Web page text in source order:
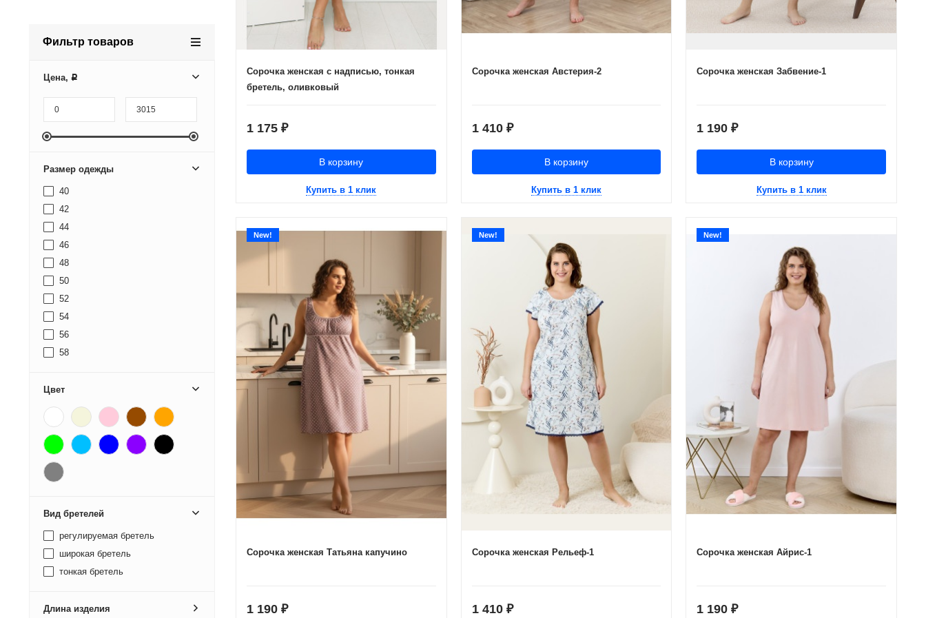
Фильтр товаров
Цена, Р
Размер одежды
40
42
44
46
48
50
52
54
56
58
62
64
66
68
72
Цвет
Вид бретелей
регулируемая бретель
широкая бретель
тонкая бретель
Длина изделия
Сорочка женская с надписью, тонкая
бретель, оливковый
1 175 ₽
В корзину
Купить в 1 клик
Сорочка женская Австерия-2
1 410 ₽
В корзину
Купить в 1 клик
Сорочка женская Забвение-1
1 190₽
В корзину
Купить в 1 клик
New!
Сорочка женская Татьяна капучино
1 190 ₽
New!
Сорочка женская Рельеф-1
1 410 ₽
New!
Сорочка женская Айрис-1
1 190₽